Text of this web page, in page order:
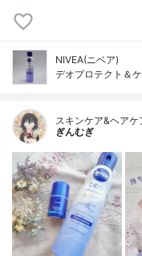
NIVEA(ニベア)
デオプロテクト＆
スキンケア&ヘア
ぎんむぎ